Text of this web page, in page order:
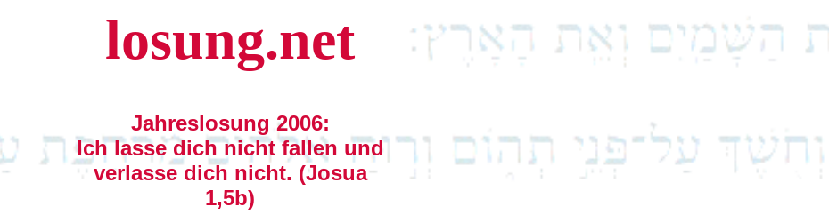
losung.net
Jahreslosung 2006:
Ich lasse dich nicht fallen und
verlasse dich nicht. (Josua
1,5b)